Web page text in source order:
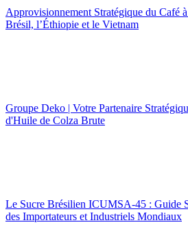
Approvisionnement Stratégique du Café
Brésil, l’Éthiopie et le Vietnam
Groupe Deko | Votre Partenaire
d'Huile de Colza Brute
Le Sucre Brésilien ICUMSA-45 : Guide
des Importateurs et Industriels Mondiaux